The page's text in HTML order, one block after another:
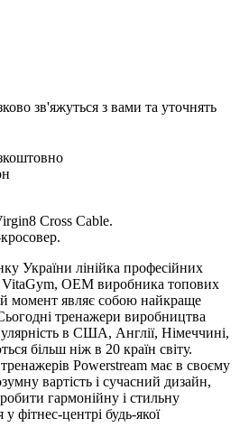
зв'яжуться з вами та уточнять
Cross Cable.
України лінійка професійних
VitaGym, OEM виробника топових
момент являє собою найкраще
тренажери виробництва
в США, Англії, Німеччині,
більш ніж в 20 країн світу.
Powerstream має в своєму
вартість і сучасний дизайн,
гармонійну і стильну
фітнес-центрі будь-якої